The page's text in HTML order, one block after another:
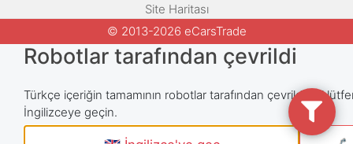
Site Haritası
© 2013-2026 eCarsTrade
Robotlar tarafından çevrildi
Türkçe içeriğin tamamının robotlar tarafından çevrildiğini
İngilizceye geçin.